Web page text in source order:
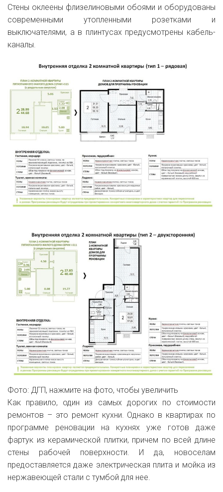
Стены оклеены флизелиновыми обоями и оборудованы
современными утопленными розетками и
выключателями, а в плинтусах предусмотрены кабель-
каналы.
Фото: ДГП, нажмите на фото, чтобы увеличить
Как правило, один из самых дорогих по стоимости
ремонтов – это ремонт кухни. Однако в квартирах по
программе реновации на кухнях уже готов даже
фартук из керамической плитки, причем по всей длине
стены рабочей поверхности. И да, новоселам
предоставляется даже электрическая плита и мойка из
нержавеющей стали с тумбой для нее.